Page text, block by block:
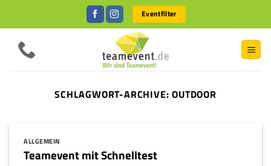
Eventfilter
SCHLAGWORT-ARCHIVE:OUTDOOR
ALLGEMEIN
Teamevent mit Schnelltest